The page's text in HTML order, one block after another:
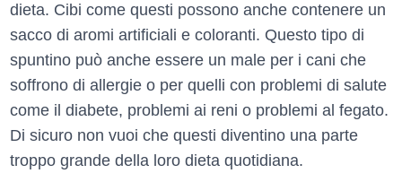
dieta. Cibi come questi possono anche contenere un
sacco di aromi artificiali e coloranti. Questo tipo di
spuntino può anche essere un male per i cani che
soffrono di allergie o per quelli con problemi di salute
come il diabete, problemi ai reni o problemi al fegato.
Di sicuro non vuoi che questi diventino una parte
troppo grande della loro dieta quotidiana.